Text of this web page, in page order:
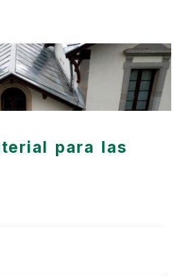
para las